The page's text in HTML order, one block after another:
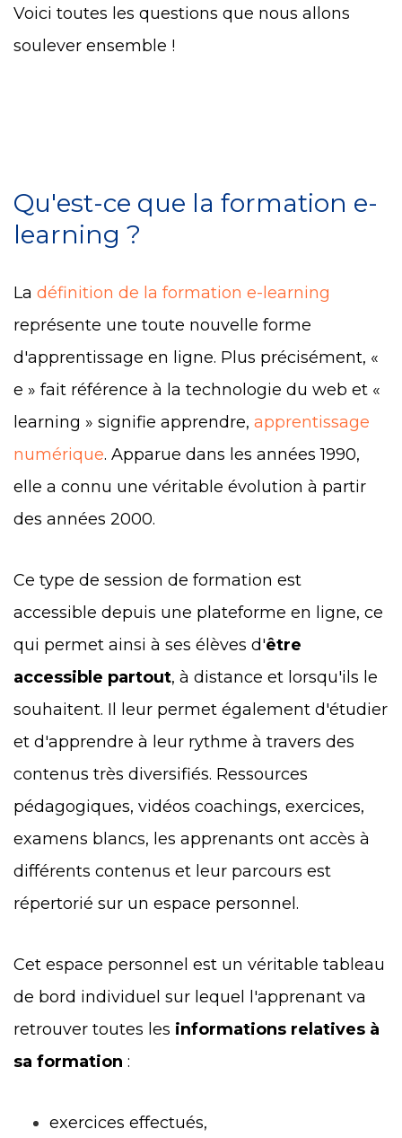
Voici toutes les questions que nous allons
soulever ensemble !
Qu'est-ce que la formation e-
learning ?
La définition de la formation e-learning
représente une toute nouvelle forme
d'apprentissage en ligne. Plus précisément, «
e » fait référence à la technologie du web et «
learning » signifie apprendre, apprentissage
numérique. Apparue dans les années 1990,
elle a connu une véritable évolution à partir
des années 2000.
Ce type de session de formation est
accessible depuis une plateforme en ligne, ce
qui permet ainsi à ses élèves d'être
accessible partout, à distance et lorsqu'ils le
souhaitent. Il leur permet également d'étudier
et d'apprendre à leur rythme à travers des
contenus très diversifiés. Ressources
pédagogiques, vidéos coachings, exercices,
examens blancs, les apprenants ont accès à
différents contenus et leur parcours est
répertorié sur un espace personnel.
Cet espace personnel est un véritable tableau
de bord individuel sur lequel l'apprenant va
retrouver toutes les informations relatives à
sa formation :
exercices effectués,